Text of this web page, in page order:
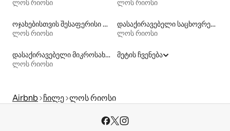
ლოს რიოსი
ლოს რიოსი
ოჯახებისთვის შესაფერისი დასაქირავებელი საცხოვრებლები
ლოს რიოსი
დასაქირავებელი საცხოვრებლები აუზებით
ლოს რიოსი
დასაქირავებელი მიკროსახლები
ლოს რიოსი
მეტის ჩვენება
Airbnb ჩილე ლოს რიოსი